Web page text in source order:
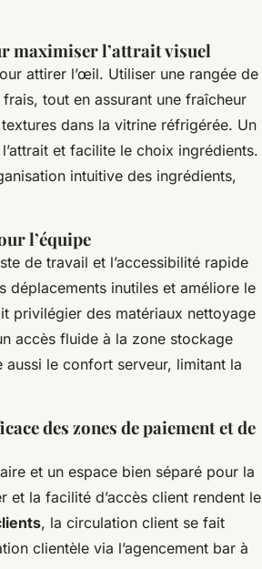
maximiser l’attrait visuel
attirer l’œil. Utiliser une rangée de
tout en assurant une fraîcheur
dans la vitrine réfrigérée. Un
et facilite le choix ingrédients.
intuitive des ingrédients,
l’équipe
de travail et l’accessibilité rapide
déplacements inutiles et améliore le
privilégier des matériaux nettoyage
accès fluide à la zone stockage
le confort serveur, limitant la
des zones de paiement et de
et un espace bien séparé pour la
et la facilité d’accès client rendent le
, la circulation client se fait
clientèle via l’agencement bar à